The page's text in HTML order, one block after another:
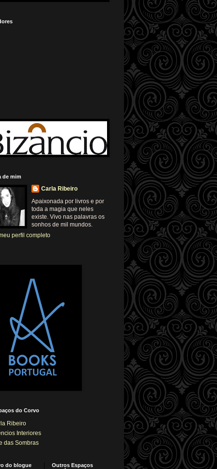
de mim
Carla Ribeiro
Apaixonada por livros e por
toda a magia que neles
existe. Vivo nas palavras os
sonhos de mil mundos.
perfil completo
do Corvo
Ribeiro
Interiores
das Sombras
do blogue
Outros Espaços